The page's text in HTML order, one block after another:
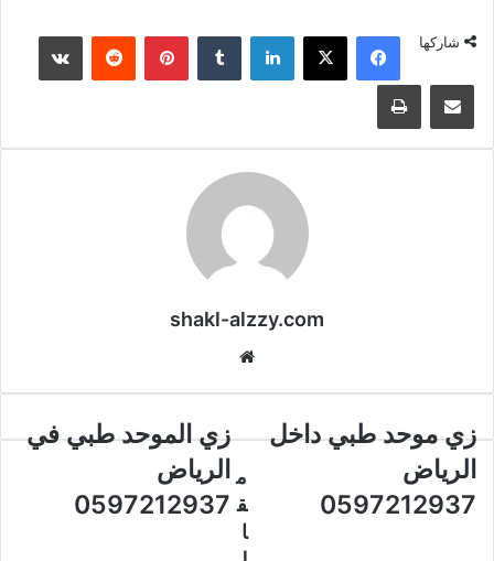
شاركها
shakl-alzzy.com
زي موحد طبي داخل
الرياض
0597212937
زي الموحد طبي في
الرياض
0597212937
م
ق
ا